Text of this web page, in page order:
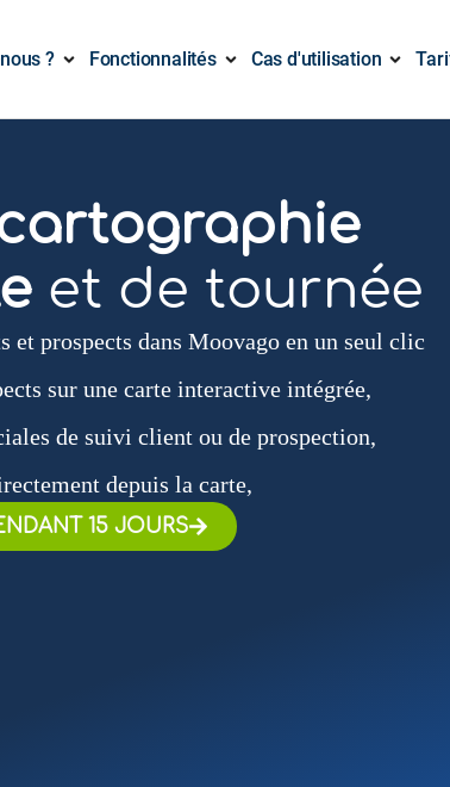
? Fonctionnalités Cas d'utilisation
et de tournée
prospects dans Moovago en un seul clic
sur une carte interactive intégrée,
de suivi client ou de prospection,
depuis la carte,
15 JOURS